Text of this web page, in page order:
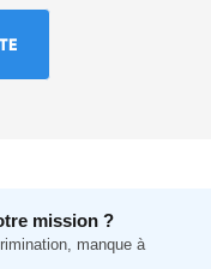
mission ?
manque à